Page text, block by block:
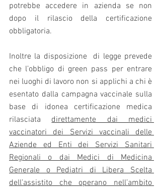
potrebbe accedere in azienda se non
dopo il rilascio della certificazione
obbligatoria.
Inoltre la disposizione  di legge prevede
che l’obbligo di green pass per entrare
nei luoghi di lavoro non si applichi a chi è
esentato dalla campagna vaccinale sulla
base di idonea certificazione medica
rilasciata direttamente dai medici
vaccinatori dei Servizi vaccinali delle
Aziende ed Enti dei Servizi Sanitari
Regionali o dai Medici di Medicina
Generale o Pediatri di Libera Scelta
dell’assistito che operano nell’ambito